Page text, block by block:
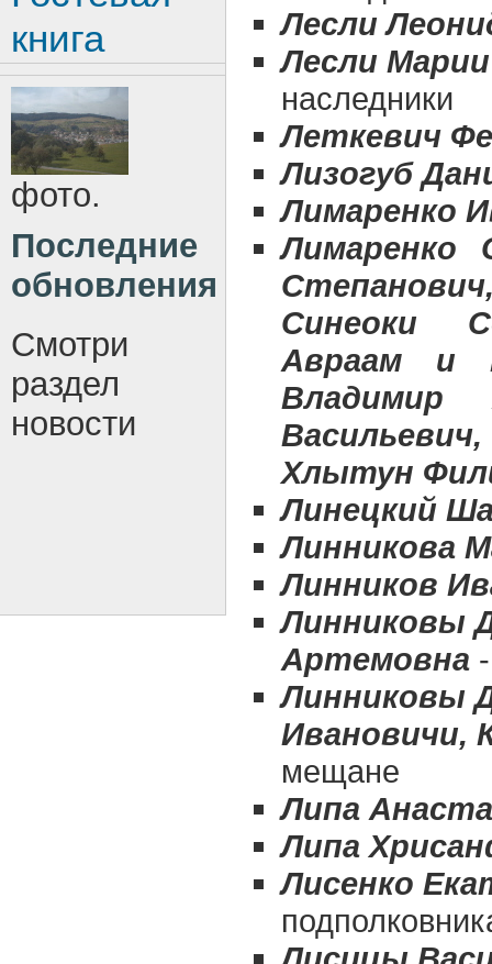
Лесли
Лесли
наследники
Леткевич
Лизогуб
Лимаренко
Лимаренко
Синеоки
Авраам и
Владимир
Хлытун
Линецкий
Линникова
Линников
Линниковы
Артемовна-
Линниковы
Ивановичи,
мещане
Липа
Липа
Лисенко
книга
фото.
Последние
обновления
Смотри
раздел
новости